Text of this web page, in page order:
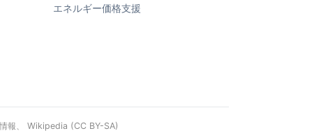
エネルギー価格支援
報、 Wikipedia (CC BY-SA)